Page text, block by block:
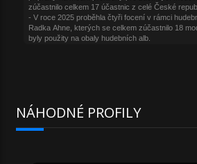
NÁHODNÉ PROFILY